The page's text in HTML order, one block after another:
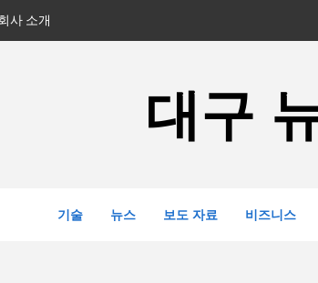
사 소개
대구
기술 뉴스 보도 자료 비즈니스